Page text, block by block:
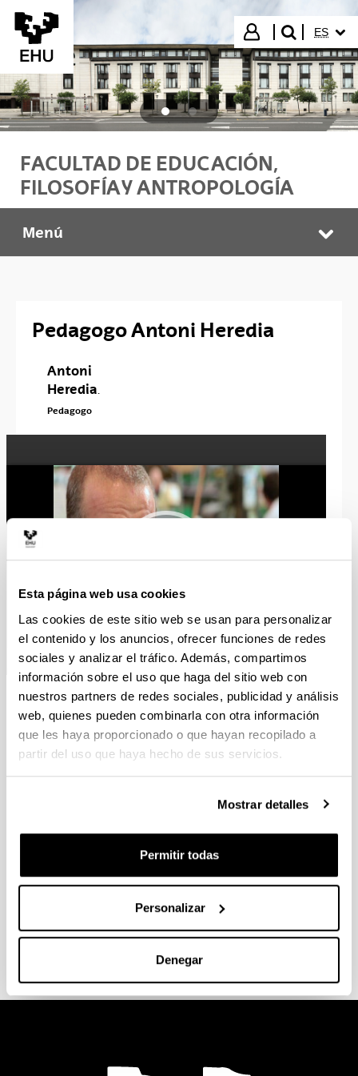
Esta página web usa cookies
Las cookies de este sitio web se usan para personalizar
el contenido y los anuncios, ofrecer funciones de redes
sociales y analizar el tráfico. Además, compartimos
información sobre el uso que haga del sitio web con
nuestros partners de redes sociales, publicidad y análisis
web, quienes pueden combinarla con otra información
que les haya proporcionado o que hayan recopilado a
partir del uso que haya hecho de sus servicios.
Mostrar detalles
Permitir todas
Personalizar
Denegar
Saltar al contenido principal
Iniciar sesión
buscar"
ES
FACULTAD DE EDUCACIÓN,
FILOSOFÍA Y ANTROPOLOGÍA
PEDAGOGOS PROFESIONALES
Menú
Pedagogo Antoni Heredia
Antoni
Heredia.
Pedagogo
Sociedad y
cultura
Espacio
Profesional:
intervencion
es en
discapacida
Gureak
empleo